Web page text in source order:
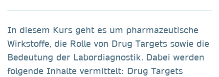
In diesem Kurs geht es um pharmazeutische
Wirkstoffe, die Rolle von Drug Targets sowie die
Bedeutung der Labordiagnostik. Dabei werden
folgende Inhalte vermittelt: Drug Targets